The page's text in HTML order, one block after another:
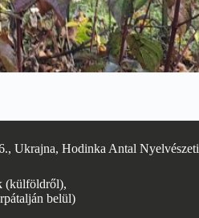
Ukrajna, Hodinka Antal Nyelvészeti
(külföldről),
belül)